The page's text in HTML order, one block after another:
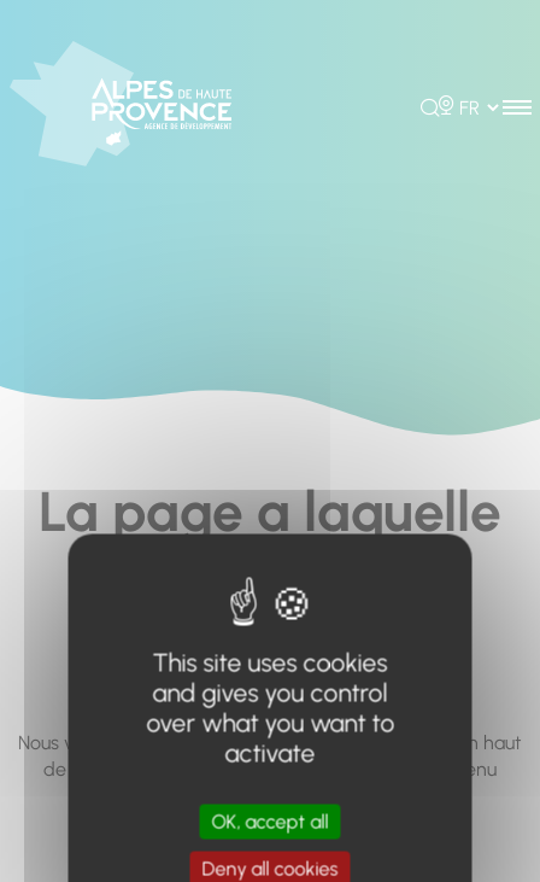
Rechercher
Choisir la
La page a laquelle
vous cherchez à
accéder n'existe
pas... ou plus.
Nous vous invitons à utiliser le moteur de recherche en haut
de page, ou à utiliser le menu pour trouver le contenu
Retour à l'accueil
This site uses cookies
and gives you control
over what you want to
activate
OK, accept all
Deny all cookies